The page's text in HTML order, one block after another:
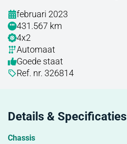
februari 2023
431.567 km
4x2
Automaat
Goede staat
Ref. nr. 326814
Details & Specificaties
Chassis